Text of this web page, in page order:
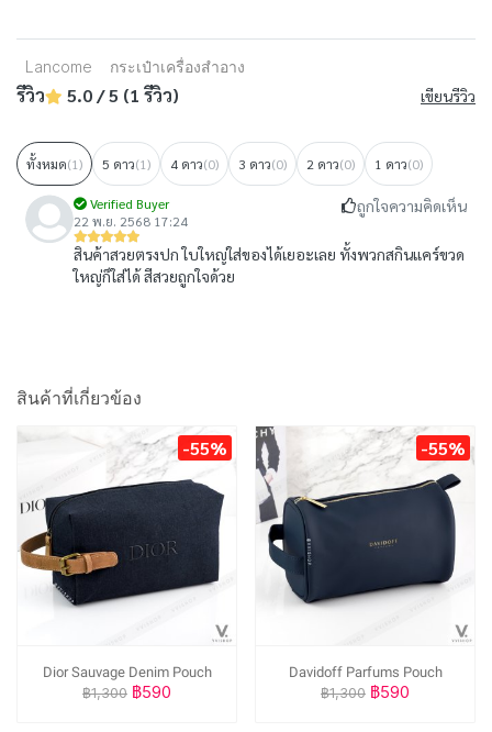
Lancome กระเป๋าเครื่องสำอาง
รีวิว 5.0 / 5 (1 รีวิว) เขียนรีวิว
ทั้งหมด(1) 5 ดาว(1) 4 ดาว(0) 3 ดาว(0) 2 ดาว(0) 1 ดาว(0)
Verified Buyer
22 พ.ย. 2568 17:24
สินค้าสวยตรงปก ใบใหญ่ใส่ของได้เยอะเลย ทั้งพวกสกินแคร์ขวด
ใหญ่ก็ใส่ได้ สีสวยถูกใจด้วย
ถูกใจความคิดเห็น
สินค้าที่เกี่ยวข้อง
-55%
Dior Sauvage Denim Pouch
฿1,300 ฿590
-55%
Davidoff Parfums Pouch
฿1,300 ฿590